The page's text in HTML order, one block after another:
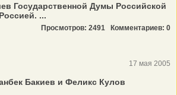
Государственной Думы Российской
...
Просмотров: 2491 Комментариев: 0
17 мая 2005
Бакиев и Феликс Кулов